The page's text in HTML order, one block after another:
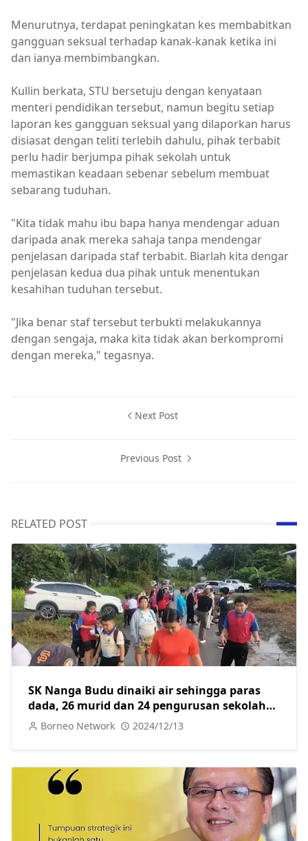
Menurutnya, terdapat peningkatan kes membabitkan
gangguan seksual terhadap kanak-kanak ketika ini
dan ianya membimbangkan.
Kullin berkata, STU bersetuju dengan kenyataan
menteri pendidikan tersebut, namun begitu setiap
laporan kes gangguan seksual yang dilaporkan harus
disiasat dengan teliti terlebih dahulu, pihak terbabit
perlu hadir berjumpa pihak sekolah untuk
memastikan keadaan sebenar sebelum membuat
sebarang tuduhan.
"Kita tidak mahu ibu bapa hanya mendengar aduan
daripada anak mereka sahaja tanpa mendengar
penjelasan daripada staf terbabit. Biarlah kita dengar
penjelasan kedua dua pihak untuk menentukan
kesahihan tuduhan tersebut.
"Jika benar staf tersebut terbukti melakukannya
dengan sengaja, maka kita tidak akan berkompromi
dengan mereka," tegasnya.
Next Post
Previous Post
RELATED POST
SK Nanga Budu dinaiki air sehingga paras
dada, 26 murid dan 24 pengurusan sekolah
berpindah ke kawasan selamat
Borneo Network 2024/12/13